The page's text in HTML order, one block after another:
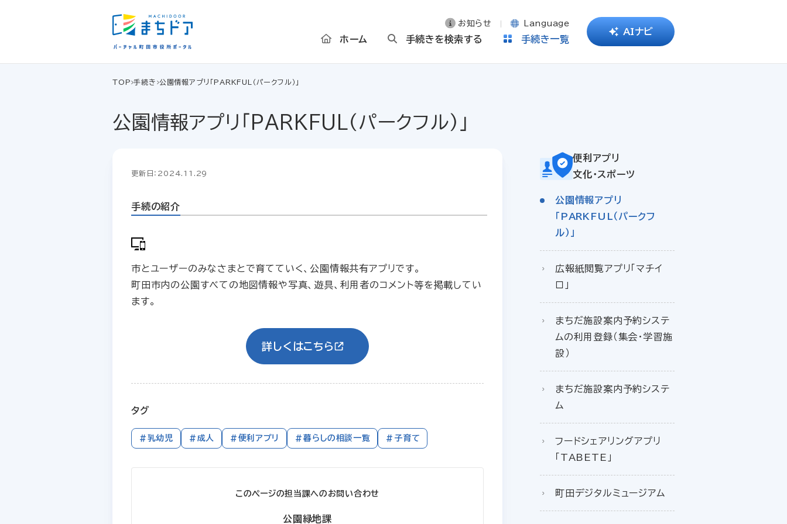
お知らせ Language
ホーム 手続きを検索する 手続き一覧
AIナビ
TOP 手続き 公園情報アプリ「PARKFUL（パークフル）」
公園情報アプリ「PARKFUL（パークフル）」
更新日：2024.11.29
手続の紹介
市とユーザーのみなさまとで育てていく、公園情報共有アプリです。
町田市内の公園すべての地図情報や写真、遊具、利用者のコメント等を掲載してい
ます。
詳しくはこちら
タグ
#乳幼児 #成人 #便利アプリ #暮らしの相談一覧 #子育て
このページの担当課へのお問い合わせ
公園緑地課
便利アプリ
文化・スポーツ
公園情報アプリ
「PARKFUL（パークフ
ル）」
広報紙閲覧アプリ「マチイ
ロ」
まちだ施設案内予約システ
ムの利用登録（集会・学習施
設）
まちだ施設案内予約システ
ム
フードシェアリングアプリ
「TABETE」
町田デジタルミュージアム